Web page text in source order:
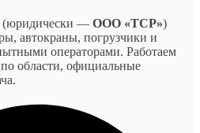
(юридически — ООО «ТСР»)
автокраны, погрузчики и
операторами. Работаем
области, официальные